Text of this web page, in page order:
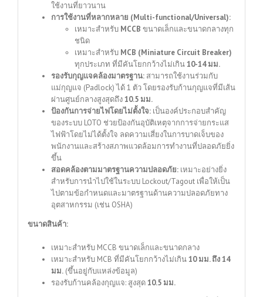
ใช้งานที่ยาวนาน
การใช้งานที่หลากหลาย (Multi-functional/Universal):
เหมาะสำหรับ MCCB ขนาดเล็กและขนาดกลางทุก
ชนิด
เหมาะสำหรับ MCB (Miniature Circuit Breaker)
ทุกประเภท ที่มีคันโยกกว้างไม่เกิน10-14 มม.
รองรับกุญแจคล้องมาตรฐาน:สามารถใช้งานร่วมกับ
แม่กุญแจ (Padlock) ได้ 1 ตัว โดยรองรับก้านกุญแจที่มีเส้น
ผ่านศูนย์กลางสูงสุดถึง10.5 มม.
ป้องกันการจ่ายไฟโดยไม่ตั้งใจ:เป็นองค์ประกอบสำคัญ
ของระบบ LOTO ช่วยป้องกันอุบัติเหตุจากการจ่ายกระแส
ไฟฟ้าโดยไม่ได้ตั้งใจ ลดความเสี่ยงในการบาดเจ็บของ
พนักงานและสร้างสภาพแวดล้อมการทำงานที่ปลอดภัยยิ่ง
ขึ้น
สอดคล้องตามมาตรฐานความปลอดภัย:เหมาะอย่างยิ่ง
สำหรับการนำไปใช้ในระบบ Lockout/Tagout เพื่อให้เป็น
ไปตามข้อกำหนดและมาตรฐานด้านความปลอดภัยทาง
อุตสาหกรรม (เช่น OSHA)
ขนาดสินค้า:
เหมาะสำหรับ MCCB ขนาดเล็กและขนาดกลาง
เหมาะสำหรับ MCB ที่มีคันโยกกว้างไม่เกิน10 มม. ถึง 14
มม.(ขึ้นอยู่กับแหล่งข้อมูล)
รองรับก้านคล้องกุญแจ: สูงสุด10.5 มม.